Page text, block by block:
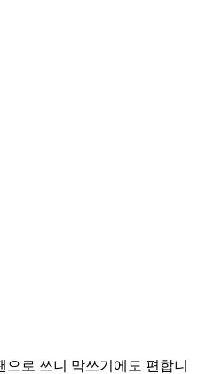
로 쓰니 막쓰기에도 편합니